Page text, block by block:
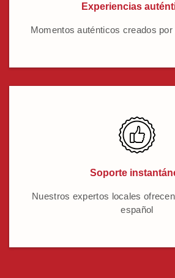
Experiencias
Momentos auténticos creados
Soporte
Nuestros expertos locales
español